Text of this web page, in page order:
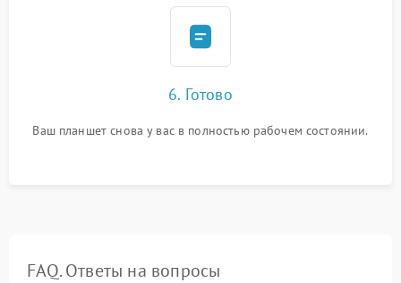
6. Готово
Ваш планшет снова у вас в полностью рабочем состоянии.
FAQ. Ответы на вопросы